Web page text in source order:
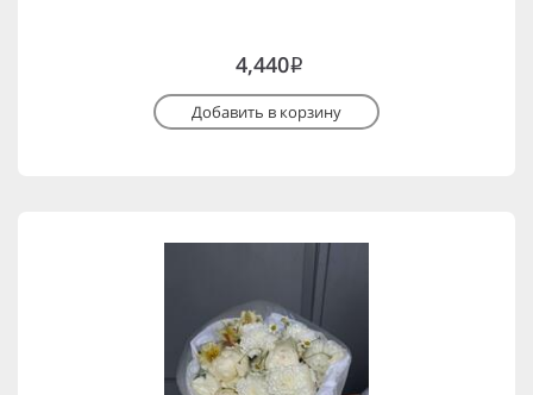
4,440i
Добавить в корзину